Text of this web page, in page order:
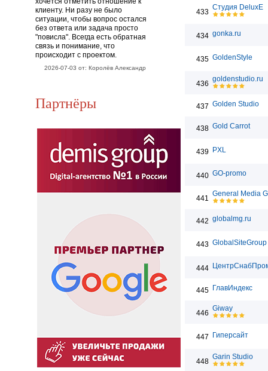
клиенту. Ни разу не было
ситуации, чтобы вопрос остался
без ответа или задача просто
"повисла". Всегда есть обратная
связь и понимание, что
происходит с проектом.
2026-07-03 от: Королёв Александр
Партнёры
433
Студия DeluxE
434 gonka.ru
435 GoldenStyle
436
goldenstudio.ru
437 Golden Studio
438 Gold Carrot
439 PXL
440 GO-promo
441
General Media
442 globalmg.ru
443 GlobalSiteGroup
444
445 ГлавИндекс
446
Giway
447 Гиперсайт
448
Garin Studio